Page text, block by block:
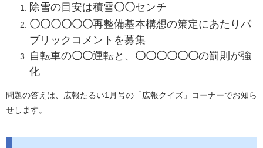
除雪の目安は積雪〇〇センチ
〇〇〇〇〇〇再整備基本構想の策定にあたりパ
ブリックコメントを募集
自転車の〇〇運転と、 〇〇〇〇〇〇の罰則が強
化
問題の答えは、広報たるい1月号の「広報クイズ」コーナーでお知ら
せします。